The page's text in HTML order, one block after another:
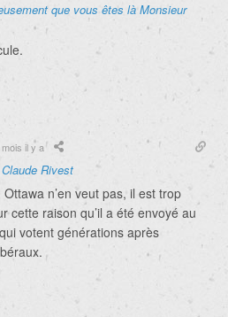
que vous êtes là Monsieur
il y a
Rivest
n’en veut pas, il est trop
cette raison qu’il a été envoyé au
votent générations après